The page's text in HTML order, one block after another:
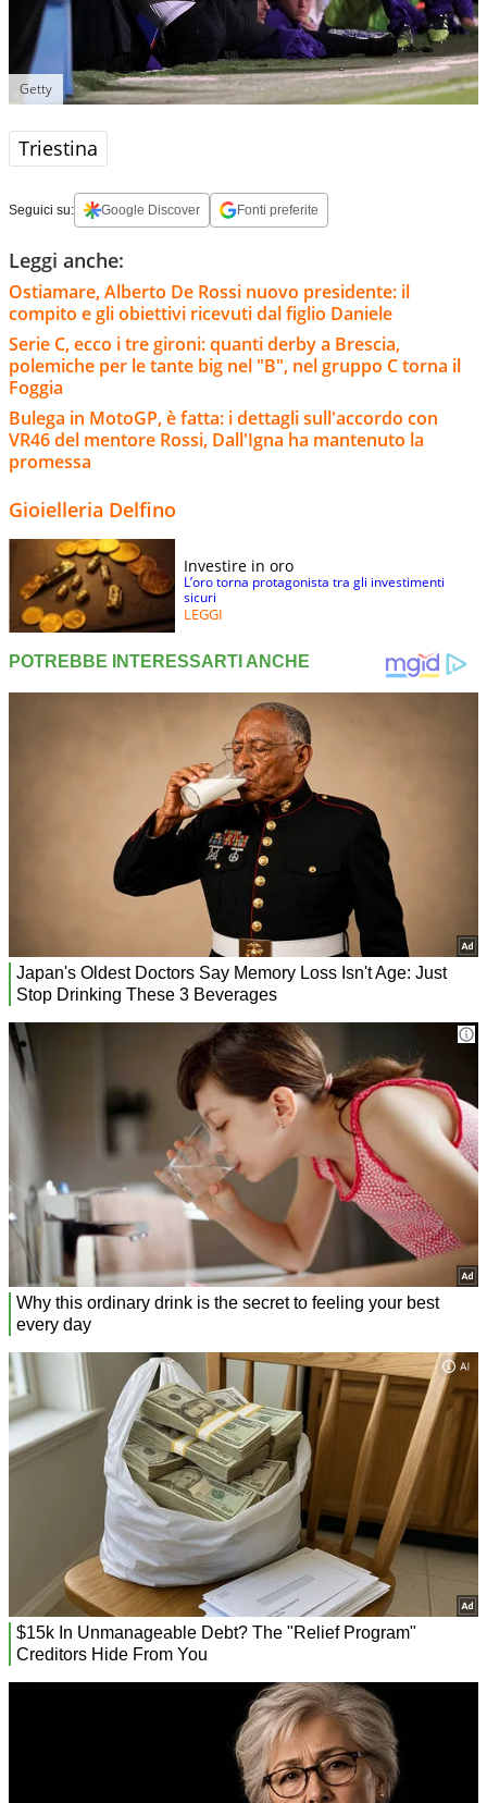
Getty
Triestina
Seguici su: Google Discover Fonti preferite
Leggi anche:
Ostiamare, Alberto De Rossi nuovo presidente: il
compito e gli obiettivi ricevuti dal figlio Daniele
Serie C, ecco i tre gironi: quanti derby a Brescia,
polemiche per le tante big nel "B", nel gruppo C torna il
Foggia
Bulega in MotoGP, è fatta: i dettagli sull'accordo con
VR46 del mentore Rossi, Dall'Igna ha mantenuto la
promessa
Gioielleria Delfino
Investire in oro
L’oro torna protagonista tra gli investimenti
sicuri
LEGGI